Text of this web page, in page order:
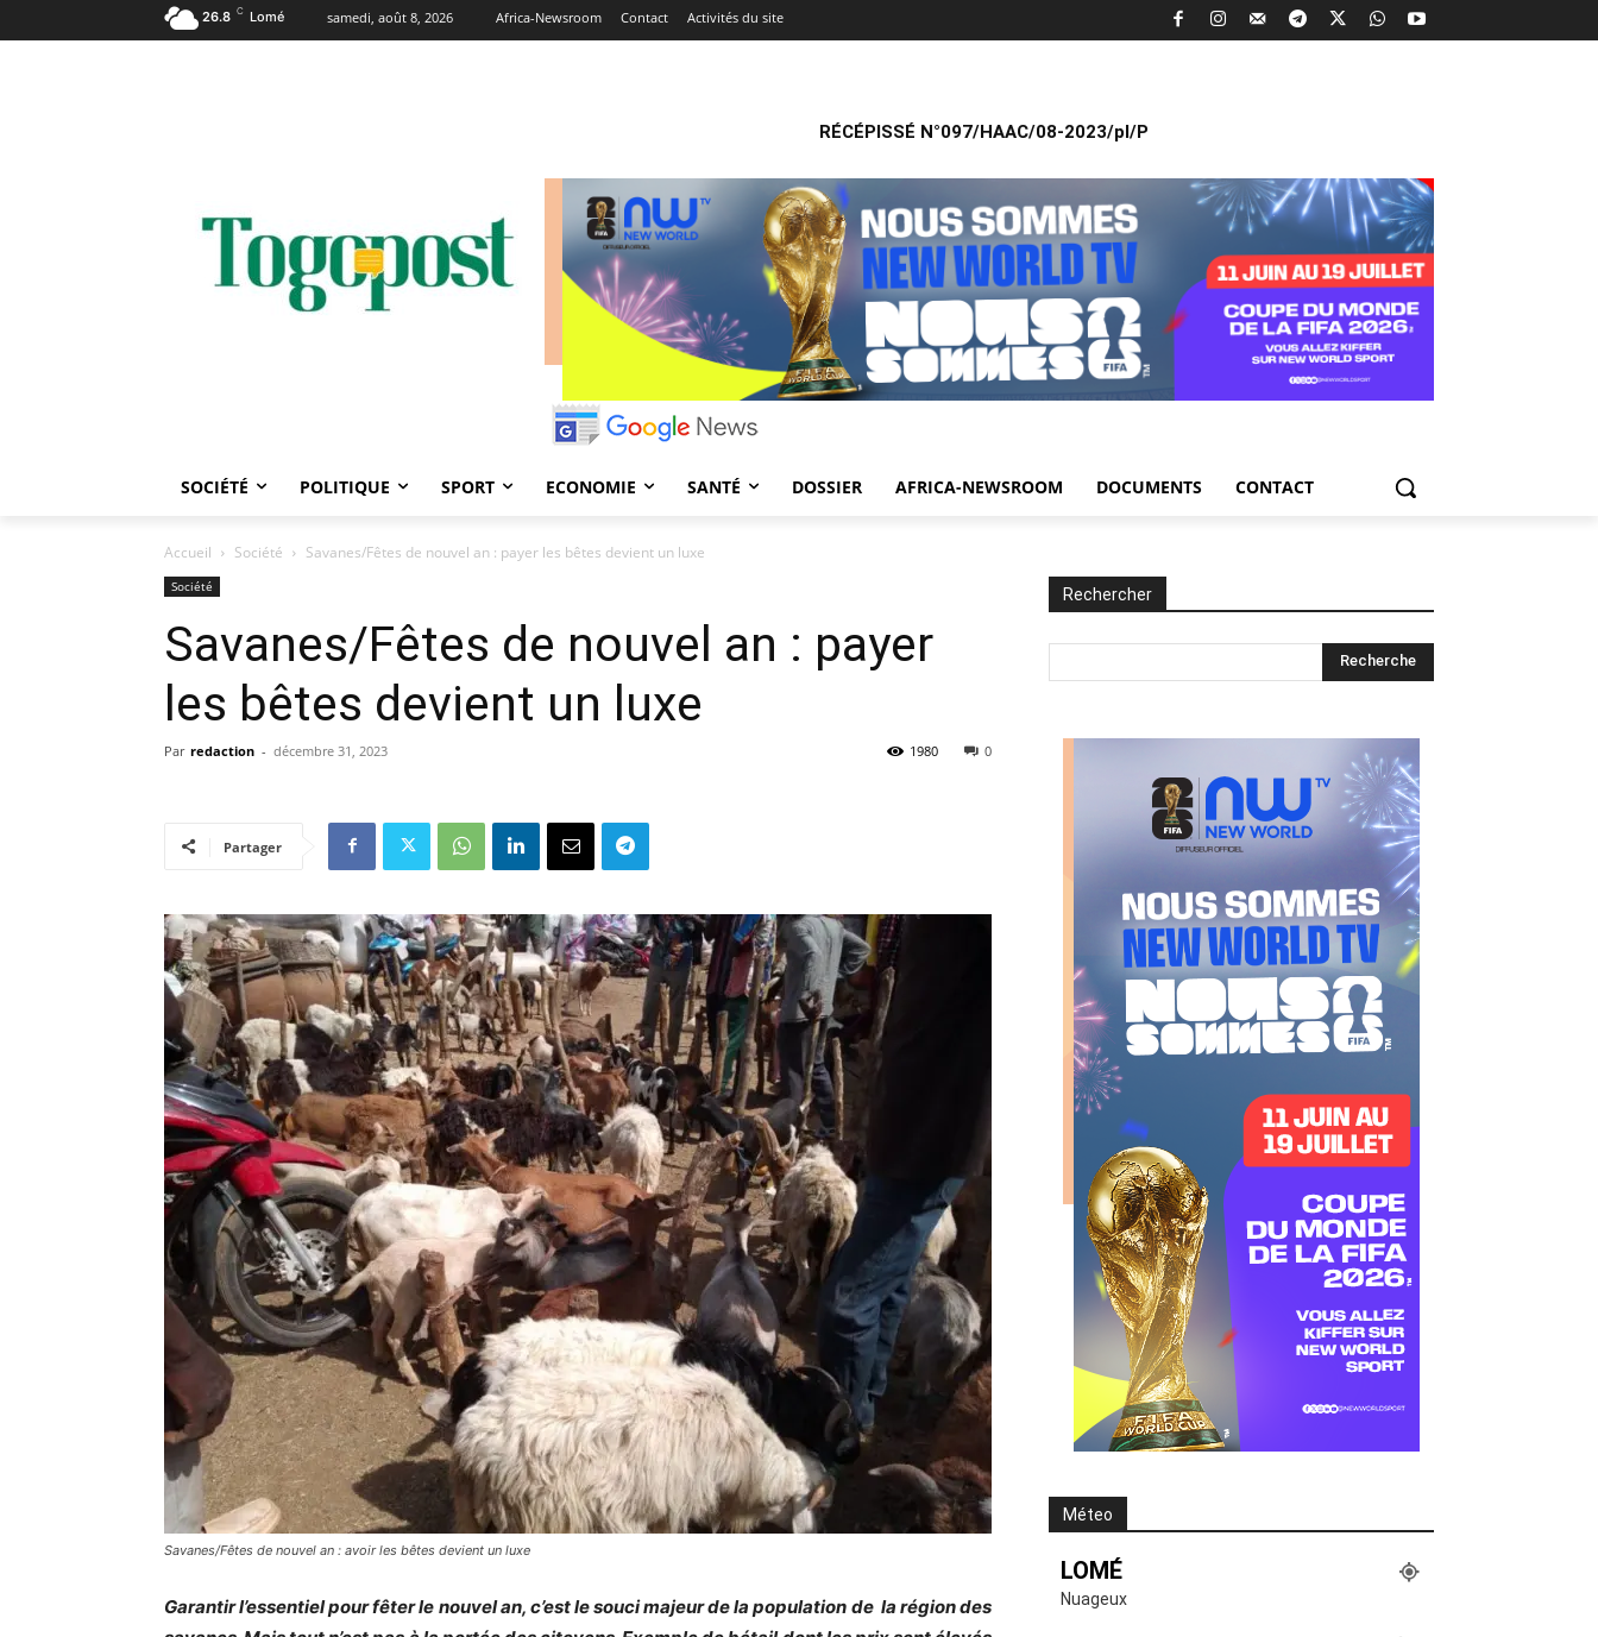
26.8 C Lomé samedi, août 8, 2026 Africa-Newsroom Contact Activités du site
RÉCÉPISSÉ N°097/HAAC/08-2023/pl/P
SOCIÉTÉ POLITIQUE SPORT ECONOMIE SANTÉ DOSSIER AFRICA-NEWSROOM DOCUMENTS CONTACT
Accueil Société Savanes/Fêtes de nouvel an : payer les bêtes devient un luxe
Société
Savanes/Fêtes de nouvel an : payer
les bêtes devient un luxe
Par redaction - décembre 31, 2023 0
1980
Partager
Savanes/Fêtes de nouvel an : avoir les bêtes devient un luxe
Garantir l’essentiel pour fêter le nouvel an, c’est le souci majeur de la population de la région des
Rechercher
Méteo
LOMÉ
Nuageux